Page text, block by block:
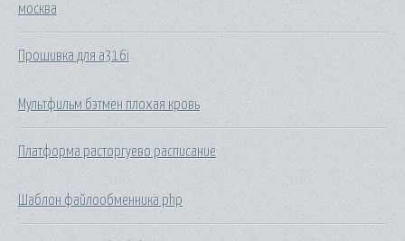
москва
Прошивка для a316i
Мультфильм бэтмен плохая кровь
Платформа расторгуево расписание
Шаблон файлообменника php